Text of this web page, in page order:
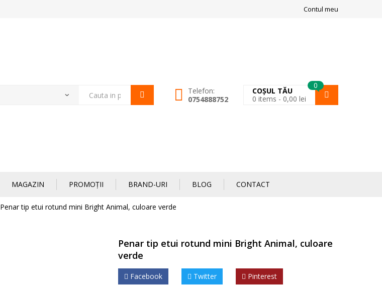
Contul meu
Products
Telefon:
0754888752
0
COȘUL TĂU
0 items - 0,00 lei
MAGAZIN PROMOȚII BRAND-URI BLOG CONTACT
Penar tip etui rotund mini Bright Animal, culoare verde
Penar tip etui rotund mini Bright Animal, culoare
verde
Facebook Twitter Pinterest